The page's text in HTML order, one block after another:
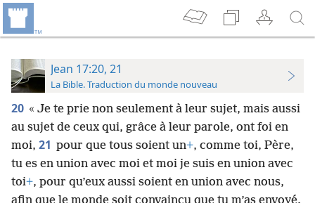
Jean 17:20, 21
La Bible. Traduction du monde nouveau
20 « Je te prie non seulement à leur sujet, mais aussi
au sujet de ceux qui, grâce à leur parole, ont foi en
moi, 21 pour que tous soient un+, comme toi, Père,
tu es en union avec moi et moi je suis en union avec
toi+, pour qu’eux aussi soient en union avec nous,